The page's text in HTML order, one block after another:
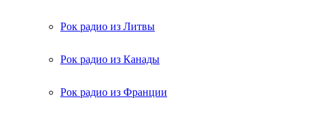
Рок радио из Литвы
Рок радио из Канады
Рок радио из Франции